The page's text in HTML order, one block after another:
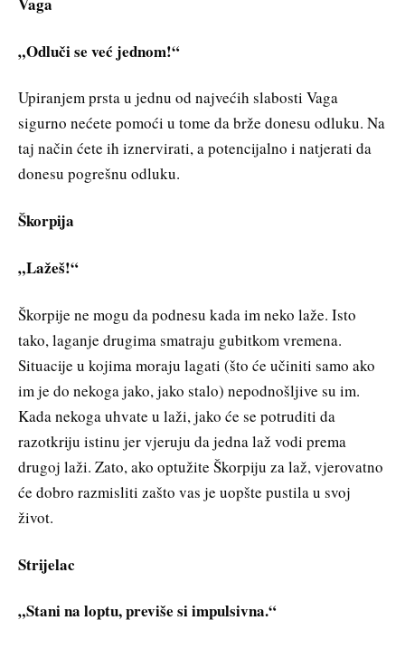
„Odluči se već jednom!“
Upiranjem prsta u jednu od najvećih slabosti Vaga
sigurno nećete pomoći u tome da brže donesu odluku. Na
taj način ćete ih iznervirati, a potencijalno i natjerati da
donesu pogrešnu odluku.
Škorpija
„Lažeš!“
Škorpije ne mogu da podnesu kada im neko laže. Isto
tako, laganje drugima smatraju gubitkom vremena.
Situacije u kojima moraju lagati (što će učiniti samo ako
im je do nekoga jako, jako stalo) nepodnošljive su im.
Kada nekoga uhvate u laži, jako će se potruditi da
razotkriju istinu jer vjeruju da jedna laž vodi prema
drugoj laži. Zato, ako optužite Škorpiju za laž, vjerovatno
će dobro razmisliti zašto vas je uopšte pustila u svoj
život.
Strijelac
„Stani na loptu, previše si impulsivna.“